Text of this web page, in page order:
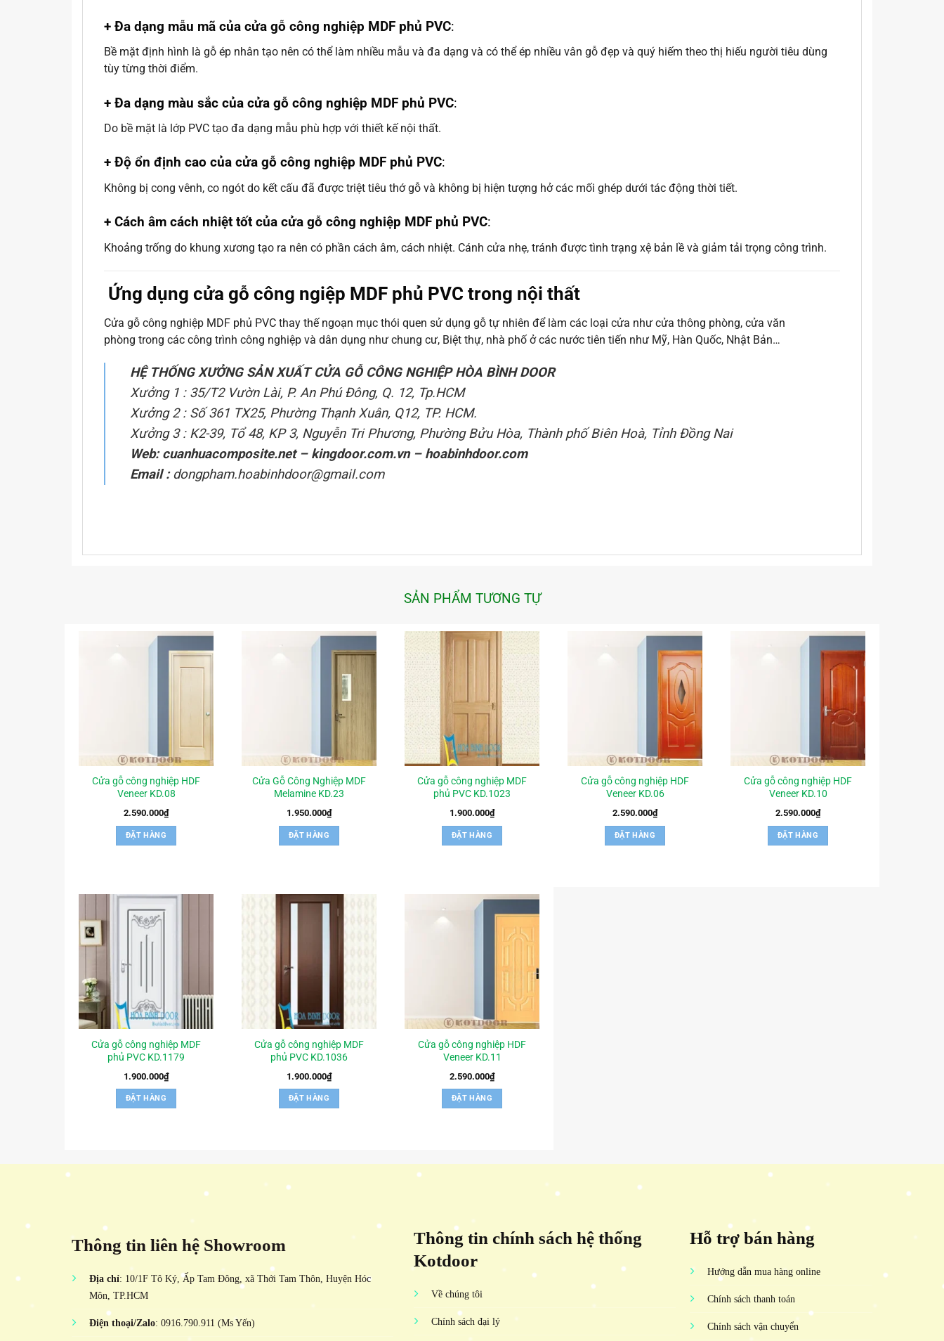
+ Đa dạng mẫu mã của cửa gỗ công nghiệp MDF phủ PVC:
Bề mặt định hình là gỗ ép nhân tạo nên có thể làm nhiều mẫu và đa dạng và có thể ép nhiều vân gỗ đẹp và quý hiếm theo thị hiếu người tiêu dùng
tùy từng thời điểm.
+ Đa dạng màu sắc của cửa gỗ công nghiệp MDF phủ PVC:
Do bề mặt là lớp PVC tạo đa dạng mẫu phù hợp với thiết kế nội thất.
+ Độ ổn định cao của cửa gỗ công nghiệp MDF phủ PVC:
Không bị cong vênh, co ngót do kết cấu đã được triệt tiêu thớ gỗ và không bị hiện tượng hở các mối ghép dưới tác động thời tiết.
+ Cách âm cách nhiệt tốt của cửa gỗ công nghiệp MDF phủ PVC:
Khoảng trống do khung xương tạo ra nên có phần cách âm, cách nhiệt. Cánh cửa nhẹ, tránh được tình trạng xệ bản lề và giảm tải trọng công trình.
Ứng dụng cửa gỗ công ngiệp MDF phủ PVC trong nội thất
Cửa gỗ công nghiệp MDF phủ PVC thay thế ngoạn mục thói quen sử dụng gỗ tự nhiên để làm các loại cửa như cửa thông phòng, cửa văn
phòng trong các công trình công nghiệp và dân dụng như chung cư, Biệt thự, nhà phố ở các nước tiên tiến như Mỹ, Hàn Quốc, Nhật Bản…
HỆ THỐNG XƯỞNG SẢN XUẤT CỬA GỖ CÔNG NGHIỆP HÒA BÌNH DOOR
Xưởng 1 : 35/T2 Vườn Lài, P. An Phú Đông, Q. 12, Tp.HCM
Xưởng 2 : Số 361 TX25, Phường Thạnh Xuân, Q12, TP. HCM.
Xưởng 3 : K2-39, Tổ 48, KP 3, Nguyễn Tri Phương, Phường Bửu Hòa, Thành phố Biên Hoà, Tỉnh Đồng Nai
Web:cuanhuacomposite.net– kingdoor.com.vn– hoabinhdoor.com
Email :dongpham.hoabinhdoor@gmail.com
SẢN PHẨM TƯƠNG TỰ
Cửa gỗ công nghiệp HDF
Veneer KD.08
2.590.000₫
ĐẶT HÀNG
Cửa Gỗ Công Nghiệp MDF
Melamine KD.23
1.950.000₫
ĐẶT HÀNG
Cửa gỗ công nghiệp MDF
phủ PVC KD.1023
1.900.000₫
ĐẶT HÀNG
Cửa gỗ công nghiệp HDF
Veneer KD.06
2.590.000₫
ĐẶT HÀNG
Cửa gỗ công nghiệp HDF
Veneer KD.10
2.590.000₫
ĐẶT HÀNG
Cửa gỗ công nghiệp MDF
phủ PVC KD.1179
1.900.000₫
ĐẶT HÀNG
Cửa gỗ công nghiệp MDF
phủ PVC KD.1036
1.900.000₫
ĐẶT HÀNG
Cửa gỗ công nghiệp HDF
Veneer KD.11
2.590.000₫
ĐẶT HÀNG
Thông tin liên hệ Showroom
Địa chỉ: 10/1F Tô Ký, Ấp Tam Đông, xã Thới Tam Thôn, Huyện Hóc
Môn, TP.HCM
Điện thoại/Zalo: 0916.790.911 (Ms Yến)
Thông tin chính sách hệ thống
Kotdoor
Về chúng tôi
Chính sách đại lý
Hỗ trợ bán hàng
Hướng dẫn mua hàng online
Chính sách thanh toán
Chính sách vận chuyển